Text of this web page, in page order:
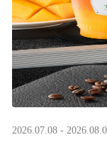
2026.07.08 -